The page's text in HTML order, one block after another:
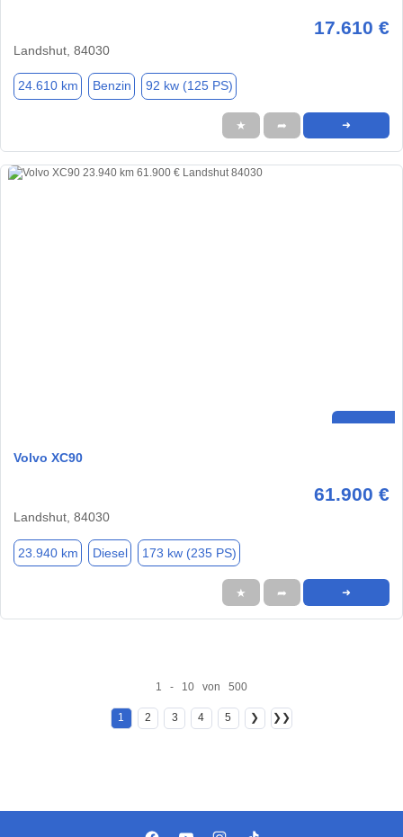
17.610 €
Landshut, 84030
24.610 km Benzin 92 kw (125 PS)
★ ➦ ➜
Volvo XC90
61.900 €
Landshut, 84030
23.940 km Diesel 173 kw (235 PS)
★ ➦ ➜
1 - 10 von 500
1 2 3 4 5 ❯ ❯❯